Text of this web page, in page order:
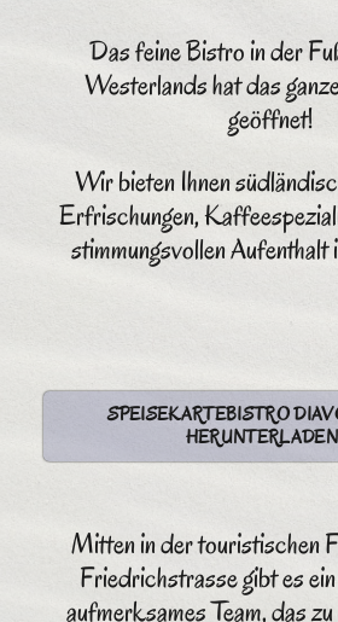
Das feine Bistro in der
Westerlands hat das
geöffnet!
Wir bieten Ihnen
Erfrischungen,
stimmungsvollen
SPEISEKARTEBISTRO
HERUNTERLADEN
Mitten in der touristischen
Friedrichstrasse gibt es
aufmerksames Team, das